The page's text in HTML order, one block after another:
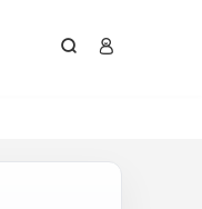
 